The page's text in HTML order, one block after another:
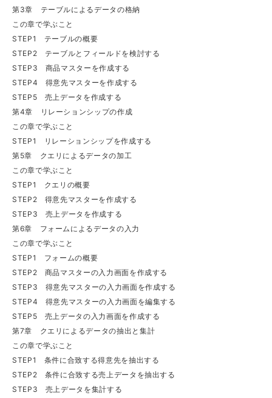
第3章 テーブルによるデータの格納
この章で学ぶこと
STEP1 テーブルの概要
STEP2 テーブルとフィールドを検討する
STEP3 商品マスターを作成する
STEP4 得意先マスターを作成する
STEP5 売上データを作成する
第4章 リレーションシップの作成
この章で学ぶこと
STEP1 リレーションシップを作成する
第5章 クエリによるデータの加工
この章で学ぶこと
STEP1 クエリの概要
STEP2 得意先マスターを作成する
STEP3 売上データを作成する
第6章 フォームによるデータの入力
この章で学ぶこと
STEP1 フォームの概要
STEP2 商品マスターの入力画面を作成する
STEP3 得意先マスターの入力画面を作成する
STEP4 得意先マスターの入力画面を編集する
STEP5 売上データの入力画面を作成する
第7章 クエリによるデータの抽出と集計
この章で学ぶこと
STEP1 条件に合致する得意先を抽出する
STEP2 条件に合致する売上データを抽出する
STEP3 売上データを集計する